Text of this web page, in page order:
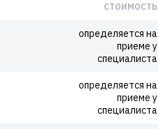
СТОИМОСТЬ
определяется на
приеме у
специалиста
определяется на
приеме у
специалиста